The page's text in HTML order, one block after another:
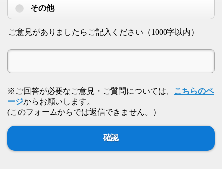
その他
ご意見がありましたらご記入ください（1000字以内）
※ご回答が必要なご意見・ご質問については、
こちらのペ
ージからお願いします。
(このフォームからでは返信できません。）